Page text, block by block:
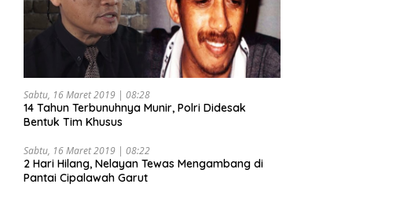
Sabtu, 16 Maret 2019 | 08:28
14 Tahun Terbunuhnya Munir, Polri Didesak
Bentuk Tim Khusus
Sabtu, 16 Maret 2019 | 08:22
2 Hari Hilang, Nelayan Tewas Mengambang di
Pantai Cipalawah Garut